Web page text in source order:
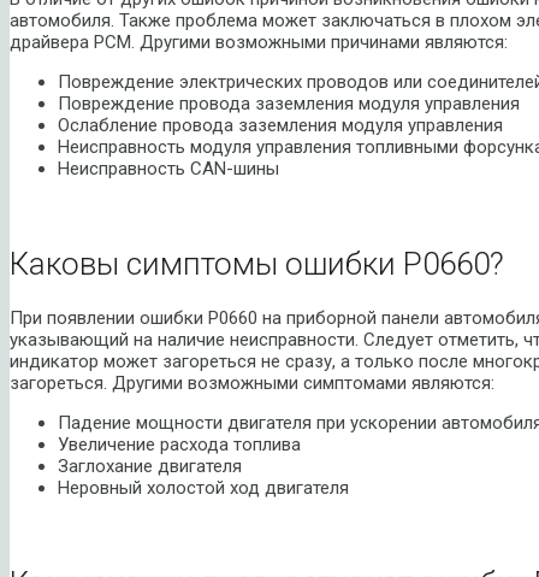
автомобиля. Также проблема может заключаться в плохом
драйвера PCM. Другими возможными причинами являются:
Повреждение электрических проводов или
Повреждение провода заземления модуля управления
Ослабление провода заземления модуля управления
Неисправность модуля управления топливными
Неисправность CAN-шины
Каковы симптомы ошибки P0660?
При появлении ошибки P0660 на приборной панели
указывающий на наличие неисправности. Следует отметить,
индикатор может загореться не сразу, а только после
загореться. Другими возможными симптомами являются:
Падение мощности двигателя при ускорении
Увеличение расхода топлива
Заглохание двигателя
Неровный холостой ход двигателя